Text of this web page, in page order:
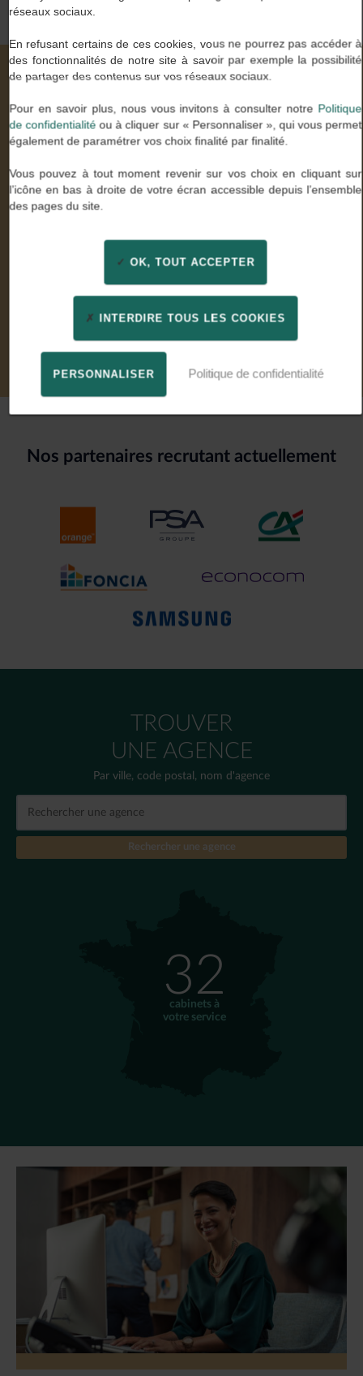
Nos valeurs à travers vos mots
Comptable général
« Enfin des consultants experts de mon métier qui ont
Nos partenaires recrutant actuellement
TROUVER
UNE AGENCE
Par ville, code postal, nom d'agence
32
cabinets à
votre service
réseaux sociaux.
En refusant certains de ces cookies, vous ne pourrez pas accéder à
des fonctionnalités de notre site à savoir par exemple la possibilité
de partager des contenus sur vos réseaux sociaux.
Pour en savoir plus, nous vous invitons à consulter notre Politique
de confidentialité ou à cliquer sur « Personnaliser », qui vous permet
également de paramétrer vos choix finalité par finalité.
Vous pouvez à tout moment revenir sur vos choix en cliquant sur
l’icône en bas à droite de votre écran accessible depuis l’ensemble
des pages du site.
OK, TOUT ACCEPTER
INTERDIRE TOUS LES COOKIES
PERSONNALISER Politique de confidentialité